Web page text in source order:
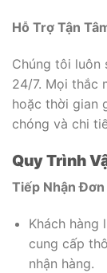
Hỗ Trợ Tận
Chúng tôi luôn
24/7. Mọi thắc
hoặc thời gian
chóng và chi
Quy Trình
Tiếp Nhận Đơn
Khách hàng
cung cấp
nhận hàng.